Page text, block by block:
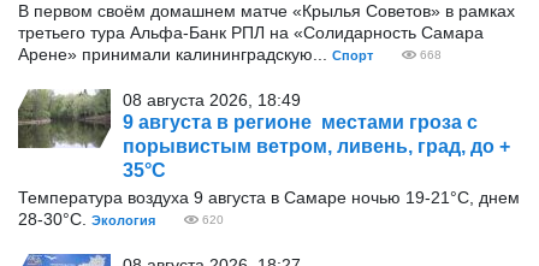
В первом своём домашнем матче «Крылья Советов» в рамках
третьего тура Альфа-Банк РПЛ на «Солидарность Самара
Арене» принимали калининградскую...
Спорт 668
08 августа 2026, 18:49
9 августа в регионе местами гроза с
порывистым ветром, ливень, град, до +
35°С
Температура воздуха 9 августа в Самаре ночью 19-21°С, днем
28-30°С.
Экология 620